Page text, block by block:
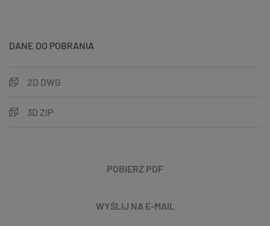
DANE DO POBRANIA
2D DWG
3D ZIP
POBIERZ PDF
WYŚLIJ NA E-MAIL